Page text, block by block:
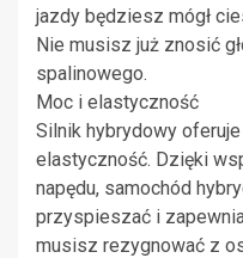
jazdy będziesz mógł
Nie musisz już znosić
spalinowego.
Moc i elastyczność
Silnik hybrydowy
elastyczność. Dzięki
napędu, samochód
przyspieszać i
musisz rezygnować z